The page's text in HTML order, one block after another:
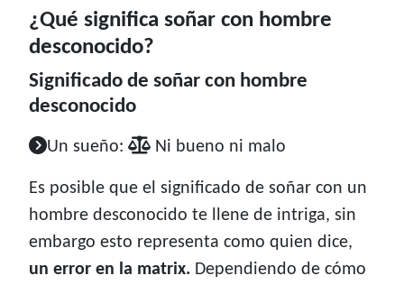
¿Qué significa soñar con hombre
desconocido?
Significado de soñar con hombre
desconocido
Un sueño: Ni bueno ni malo
Es posible que el significado de soñar con un
hombre desconocido te llene de intriga, sin
embargo esto representa como quien dice,
un error en la matrix. Dependiendo de cómo